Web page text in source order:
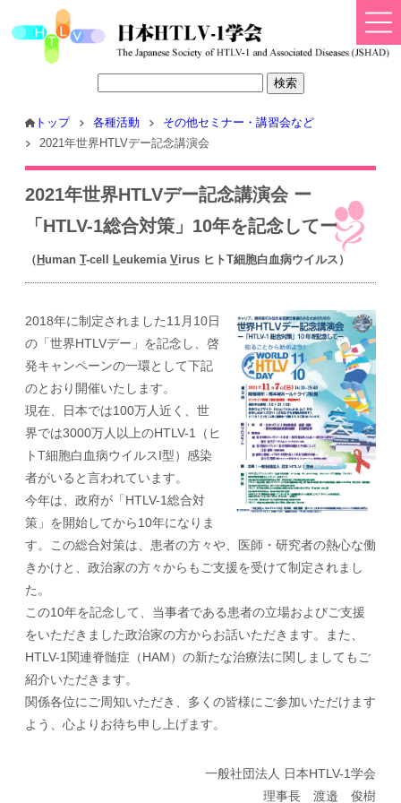
トップ 各種活動
その他セミナー・講習会など
2021年世界HTLVデー記念講演会
2021年世界HTLVデー記念講演会 ー
「HTLV-1総合対策」10年を記念してー
（Human T-cell Leukemia Virus ヒトT細胞白血病ウイルス）
2018年に制定されました11月10日
の「世界HTLVデー」を記念し、啓
発キャンペーンの一環として下記
のとおり開催いたします。
現在、日本では100万人近く、世
界では3000万人以上のHTLV-1（ヒ
トT細胞白血病ウイルスI型）感染
者がいると言われています。
今年は、政府が「HTLV-1総合対
策」を開始してから10年になりま
す。この総合対策は、患者の方々や、医師・研究者の熱心な働
きかけと、政治家の方々からもご支援を受けて制定されまし
た。
この10年を記念して、当事者である患者の立場およびご支援
をいただきました政治家の方からお話いただきます。また、
HTLV-1関連脊髄症（HAM）の新たな治療法に関しましてもご
紹介いただきます。
関係各位にご周知いただき、多くの皆様にご参加いただけます
よう、心よりお待ち申し上げます。
一般社団法人 日本HTLV-1学会
理事長 渡邉 俊樹